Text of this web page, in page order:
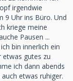
irgendwie
9 Uhr ins Büro. Und
kriege meine
Pausen ...
bin innerlich ein
etwas gutes zu
ich dann abends
etwas ruhiger.